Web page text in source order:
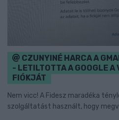
CZUNYINÉ HARCA A
- LETILTOTTA A GOOGLE A
FIÓKJÁT
Nem vicc! A Fidesz maradéka
szolgáltatást használt, hogy